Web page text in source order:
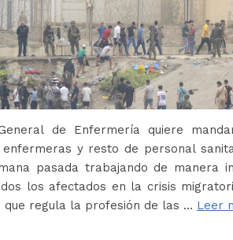
de Enfermería quiere
y resto de personal
pasada trabajando de manera
los afectados en la crisis
que regula la profesión de las … Leer